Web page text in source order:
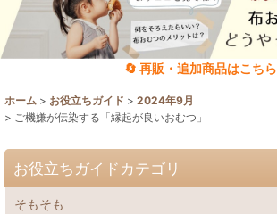
🔄 再販・追加商品はこちら
ホーム > お役立ちガイド > 2024年9月
> ご機嫌が伝染する「縁起が良いおむつ」
お役立ちガイドカテゴリ
そもそも